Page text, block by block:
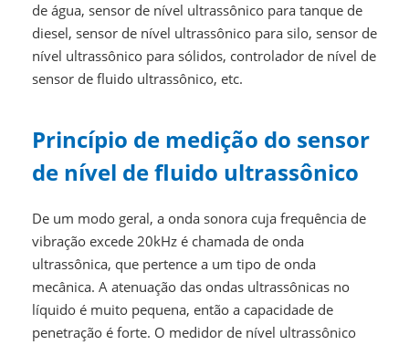
de água, sensor de nível ultrassônico para tanque de
diesel, sensor de nível ultrassônico para silo, sensor de
nível ultrassônico para sólidos, controlador de nível de
sensor de fluido ultrassônico, etc.
Princípio de medição do sensor
de nível de fluido ultrassônico
De um modo geral, a onda sonora cuja frequência de
vibração excede 20kHz é chamada de onda
ultrassônica, que pertence a um tipo de onda
mecânica. A atenuação das ondas ultrassônicas no
líquido é muito pequena, então a capacidade de
penetração é forte. O medidor de nível ultrassônico